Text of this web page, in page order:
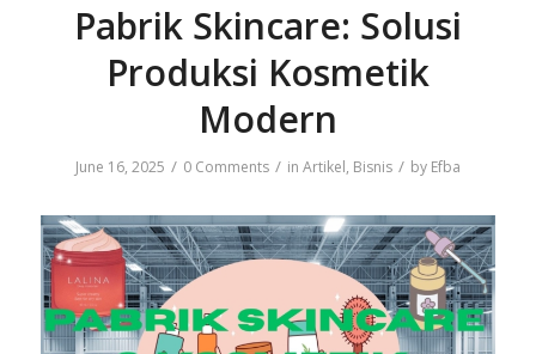
Pabrik Skincare: Solusi
Produksi Kosmetik
Modern
June 16, 2025 / 0 Comments / in Artikel, Bisnis / by Efba